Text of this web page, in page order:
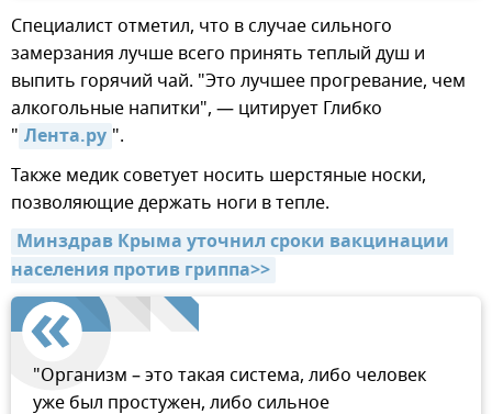
Специалист отметил, что в случае сильного
замерзания лучше всего принять теплый душ и
выпить горячий чай. "Это лучшее прогревание, чем
алкогольные напитки", — цитирует Глибко
" Лента.ру ".
Также медик советует носить шерстяные носки,
позволяющие держать ноги в тепле.
Минздрав Крыма уточнил сроки вакцинации
населения против гриппа>>
"Организм – это такая система, либо человек
уже был простужен, либо сильное